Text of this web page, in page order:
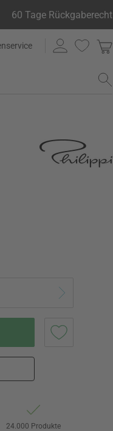
60 Tage Rückgaberecht
24.000 Produkte